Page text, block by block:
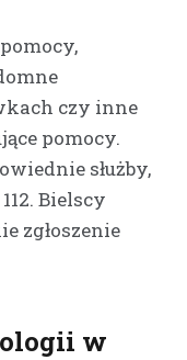
czy inne
pomocy.
służby,
Bielscy
zgłoszenie
w